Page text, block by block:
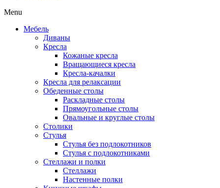
Menu
Мебель
Диваны
Кресла
Кожаные кресла
Вращающиеся кресла
Кресла-качалки
Кресла для релаксации
Обеденные столы
Раскладные столы
Прямоугольные столы
Овальные и круглые столы
Столики
Стулья
Стулья без подлокотников
Стулья с подлокотниками
Стеллажи и полки
Стеллажи
Настенные полки